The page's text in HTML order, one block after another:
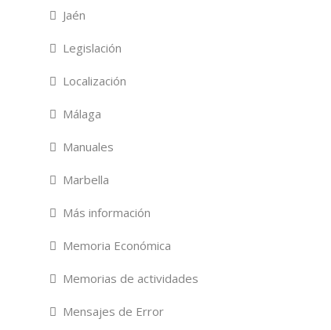
Jaén
Legislación
Localización
Málaga
Manuales
Marbella
Más información
Memoria Económica
Memorias de actividades
Mensajes de Error